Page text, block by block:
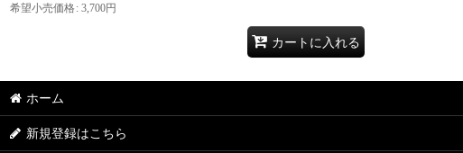
希望小売価格: 3,700円
カートに入れる
ホーム
新規登録はこちら